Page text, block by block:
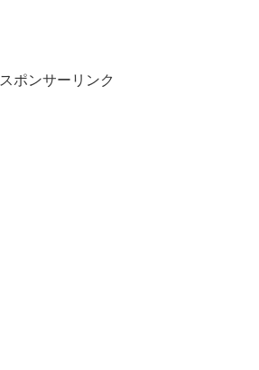
スポンサーリンク